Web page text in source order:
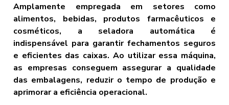
Amplamente empregada em setores como
alimentos, bebidas, produtos farmacêuticos e
cosméticos, a seladora automática é
indispensável para garantir fechamentos seguros
e eficientes das caixas. Ao utilizar essa máquina,
as empresas conseguem assegurar a qualidade
das embalagens, reduzir o tempo de produção e
aprimorar a eficiência operacional.